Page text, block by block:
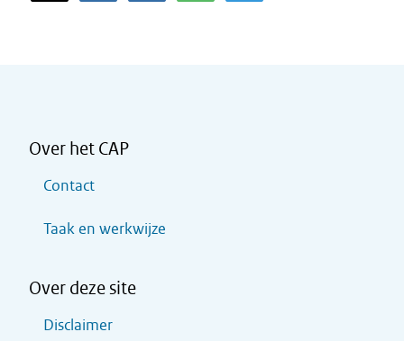
Over het CAP
Contact
Taak en werkwijze
Over deze site
Disclaimer